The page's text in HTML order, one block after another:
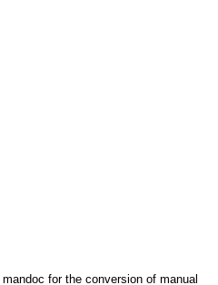
mandoc for the conversion of manual